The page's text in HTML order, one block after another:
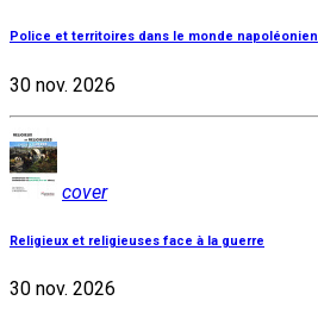
Police et territoires dans le monde napoléonien
30 nov. 2026
cover
Religieux et religieuses face à la guerre
30 nov. 2026